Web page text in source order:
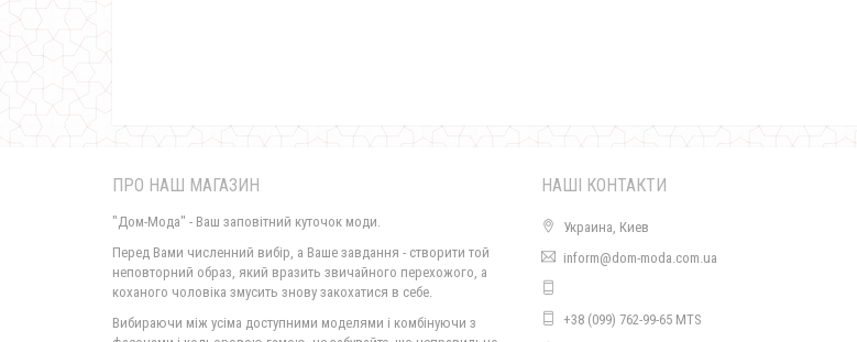
ПРО НАШ МАГАЗИН
"Дом-Мода" - Ваш заповітний куточок моди.
Перед Вами численний вибір, а Ваше завдання - створити той
неповторний образ, який вразить звичайного перехожого, а
коханого чоловіка змусить знову закохатися в себе.
Вибираючи між усіма доступними моделями і комбінуючи з
НАШІ КОНТАКТИ
Украина, Киев
inform@dom-moda.com.ua
+38 (099) 762-99-65 MTS